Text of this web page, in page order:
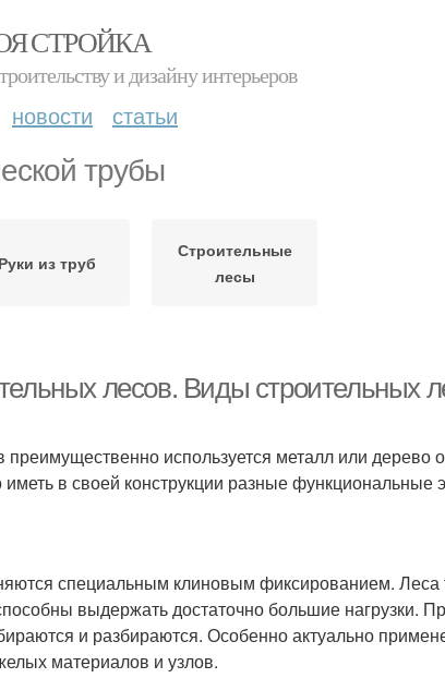
СТРОЙКА
и дизайну интерьеров
новости статьи
трубы
Руки из труб
Строительные
лесы
лесов. Виды строительных
преимущественно используется металл или дерево
иметь в своей конструкции разные
специальным клиновым фиксированием. Леса
выдержать достаточно большие нагрузки.
и разбираются. Особенно актуально
материалов и узлов.